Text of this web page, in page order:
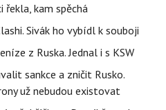
řekla, kam spěchá
Sivák ho vybídl k souboji
z Ruska. Jednal i s KSW
sankce a zničit Rusko.
už nebudou existovat